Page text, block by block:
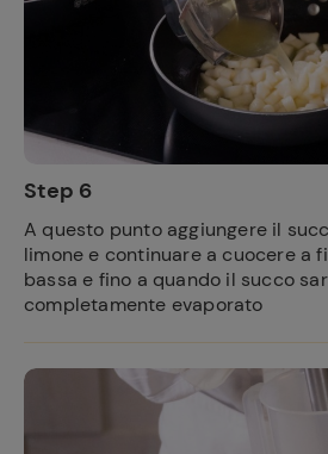
Step 6
A questo punto aggiungere il
limone e continuare a cuocere a
bassa e fino a quando il succo
completamente evaporato